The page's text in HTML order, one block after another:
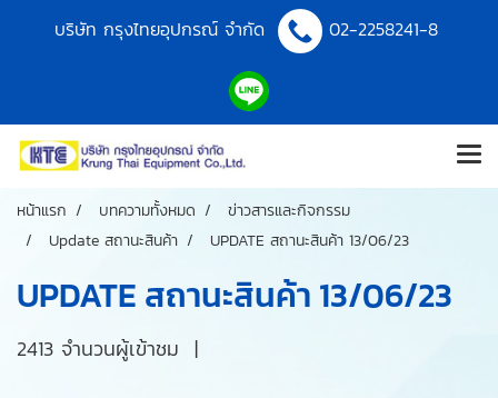
บริษัท กรุงไทยอุปกรณ์ จำกัด 02-2258241-8
หน้าแรก บทความทั้งหมด
ข่าวสารและกิจกรรม
Update สถานะสินค้า
UPDATE สถานะสินค้า 13/06/23
UPDATE สถานะสินค้า 13/06/23
2413 จำนวนผู้เข้าชม |